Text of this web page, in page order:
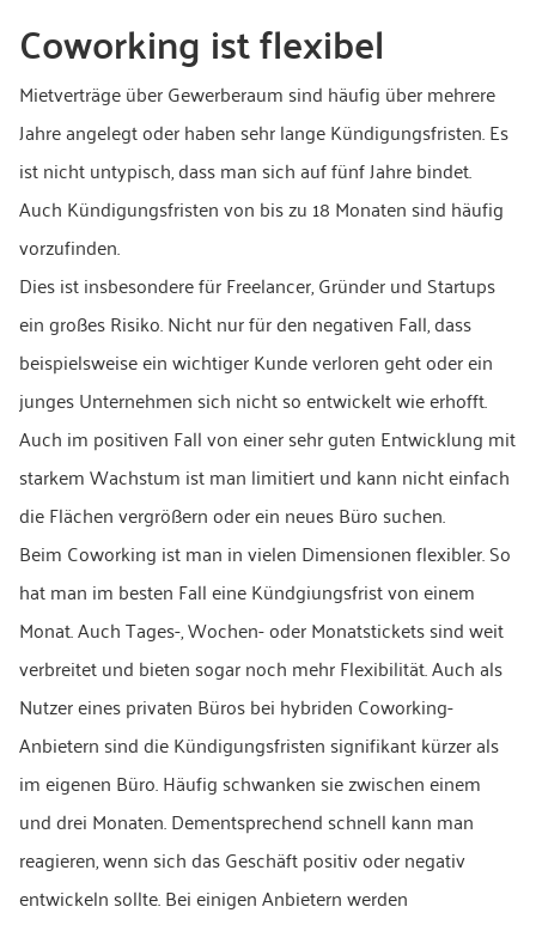
Coworking ist flexibel
Mietverträge über Gewerberaum sind häufig über mehrere
Jahre angelegt oder haben sehr lange Kündigungsfristen. Es
ist nicht untypisch, dass man sich auf fünf Jahre bindet.
Auch Kündigungsfristen von bis zu 18 Monaten sind häufig
vorzufinden.
Dies ist insbesondere für Freelancer, Gründer und Startups
ein großes Risiko. Nicht nur für den negativen Fall, dass
beispielsweise ein wichtiger Kunde verloren geht oder ein
junges Unternehmen sich nicht so entwickelt wie erhofft.
Auch im positiven Fall von einer sehr guten Entwicklung mit
starkem Wachstum ist man limitiert und kann nicht einfach
die Flächen vergrößern oder ein neues Büro suchen.
Beim Coworking ist man in vielen Dimensionen flexibler. So
hat man im besten Fall eine Kündgiungsfrist von einem
Monat. Auch Tages-, Wochen- oder Monatstickets sind weit
verbreitet und bieten sogar noch mehr Flexibilität. Auch als
Nutzer eines privaten Büros bei hybriden Coworking-
Anbietern sind die Kündigungsfristen signifikant kürzer als
im eigenen Büro. Häufig schwanken sie zwischen einem
und drei Monaten. Dementsprechend schnell kann man
reagieren, wenn sich das Geschäft positiv oder negativ
entwickeln sollte. Bei einigen Anbietern werden